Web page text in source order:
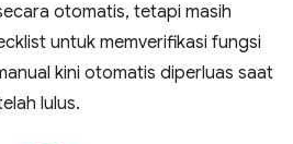
otomatis, tetapi masih
untuk memverifikasi fungsi
kini otomatis diperluas saat
lulus.